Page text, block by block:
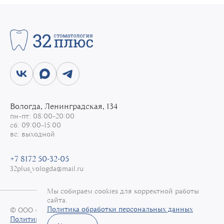
Юдникова Анна Евгеньевна
Парадонтолог
Стоматолог-ортодонт
Савина Юлия Георгиевна
Блажчук Александра Николаевна
Стоматолог-терапевт, Микроскопист
Меркурьева Александра Николаевна
Терехова Наталья Вадимовна
Стоматолог-терапевт, Микроскопист
Стоматолог-терапевт, Эндодонтист
Соколова Анна Александровна
Стоматолог общей практики
Вологда, Ленинградская, 134
пн–пт: 08:00–20:00
сб: 09:00–15:00
вс: выходной
+7 8172 50-32-05
32plus_vologda@mail.ru
© ООО «32+», 2026
Политика обработки персональных данных
Мы собираем cookies для корректной работы
сайта.
Политика обработки персональных данных